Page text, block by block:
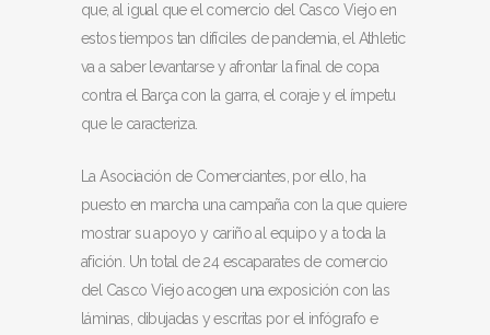
que, al igual que el comercio del Casco Viejo en
estos tiempos tan difíciles de pandemia, el Athletic
va a saber levantarse y afrontar la final de copa
contra el Barça con la garra, el coraje y el ímpetu
que le caracteriza.
La Asociación de Comerciantes, por ello, ha
puesto en marcha una campaña con la que quiere
mostrar su apoyo y cariño al equipo y a toda la
afición. Un total de 24 escaparates de comercio
del Casco Viejo acogen una exposición con las
láminas, dibujadas y escritas por el infógrafo e